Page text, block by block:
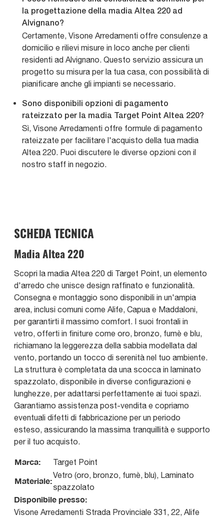
la progettazione della madia Altea 220 ad
Alvignano?
Certamente, Visone Arredamenti offre consulenze a
domicilio e rilievi misure in loco anche per clienti
residenti ad Alvignano. Questo servizio assicura un
progetto su misura per la tua casa, con possibilità di
pianificare anche gli impianti se necessario.
Sono disponibili opzioni di pagamento
rateizzato per la madia Target Point Altea 220?
Sì, Visone Arredamenti offre formule di pagamento
rateizzate per facilitare l'acquisto della tua madia
Altea 220. Puoi discutere le diverse opzioni con il
nostro staff in negozio.
SCHEDA TECNICA
Madia Altea 220
Scopri la madia Altea 220 di Target Point, un elemento
d'arredo che unisce design raffinato e funzionalità.
Consegna e montaggio sono disponibili in un'ampia
area, inclusi comuni come Alife, Capua e Maddaloni,
per garantirti il massimo comfort. I suoi frontali in
vetro, offerti in finiture come oro, bronzo, fumè e blu,
richiamano la leggerezza della sabbia modellata dal
vento, portando un tocco di serenità nel tuo ambiente.
La struttura è completata da una scocca in laminato
spazzolato, disponibile in diverse configurazioni e
lunghezze, per adattarsi perfettamente ai tuoi spazi.
Garantiamo assistenza post-vendita e copriamo
eventuali difetti di fabbricazione per un periodo
esteso, assicurando la massima tranquillità e supporto
per il tuo acquisto.
Marca: Target Point
Materiale:
Vetro (oro, bronzo, fumè, blu), Laminato
spazzolato
Disponibile presso:
Visone Arredamenti Strada Provinciale 331, 22, Alife